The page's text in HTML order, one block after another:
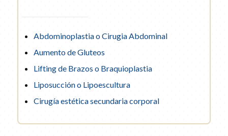
Abdominoplastia o Cirugia Abdominal
Aumento de Gluteos
Lifting de Brazos o Braquioplastia
Liposucción o Lipoescultura
Cirugía estética secundaria corporal